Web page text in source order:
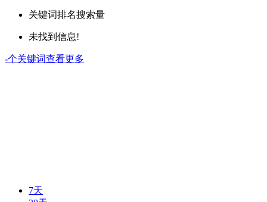
关键词排名搜索量
未找到信息!
-个关键词查看更多
7天